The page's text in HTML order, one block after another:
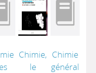
Chimie,
le
Chimie
général